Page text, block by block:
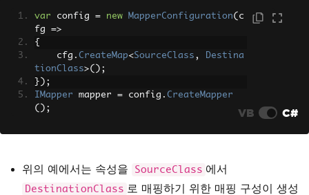
var config = new MapperConfiguration( c
fg =>
{
    cfg
. CreateMap<SourceClass ,
Destina
tionClass>();
});
IMapper mapper = config . CreateMapper
();
VB C#
위의 예에서는 속성을 SourceClass 에서
DestinationClass 로 매핑하기 위한 매핑 구성이 생성